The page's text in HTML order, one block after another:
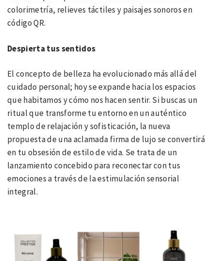
colorimetría, relieves táctiles y paisajes sonoros en
código QR.
Despierta tus sentidos
El concepto de belleza ha evolucionado más allá del
cuidado personal; hoy se expande hacia los espacios
que habitamos y cómo nos hacen sentir. Si buscas un
ritual que transforme tu entorno en un auténtico
templo de relajación y sofisticación, la nueva
propuesta de una aclamada firma de lujo se convertirá
en tu obsesión de estilo de vida. Se trata de un
lanzamiento concebido para reconectar con tus
emociones a través de la estimulación sensorial
integral.